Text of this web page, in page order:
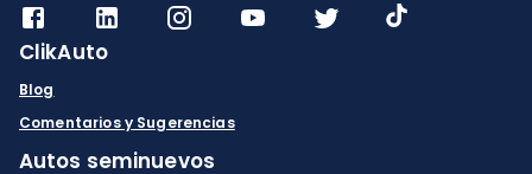
ClikAuto
Blog
Comentarios y Sugerencias
Autos seminuevos